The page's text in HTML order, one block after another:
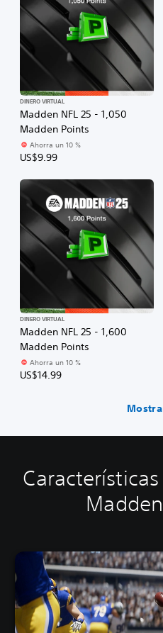
Madden NFL 25 - 1,050
Madden Points
DINERO VIRTUAL
Ahorra un 10 %
US$9.99
Madden NFL 25 - 1,600
Madden Points
DINERO VIRTUAL
Ahorra un 10 %
US$14.99